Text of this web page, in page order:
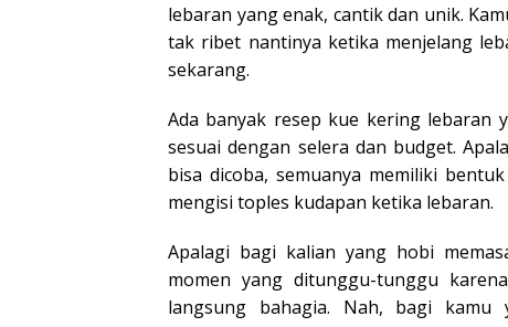
lebaran yang enak, cantik dan unik.
tak ribet nantinya ketika menjelang
sekarang.
Ada banyak resep kue kering lebaran
sesuai dengan selera dan budget.
bisa dicoba, semuanya memiliki
mengisi toples kudapan ketika lebaran.
Apalagi bagi kalian yang hobi
momen yang ditunggu-tunggu
langsung bahagia. Nah, bagi kamu